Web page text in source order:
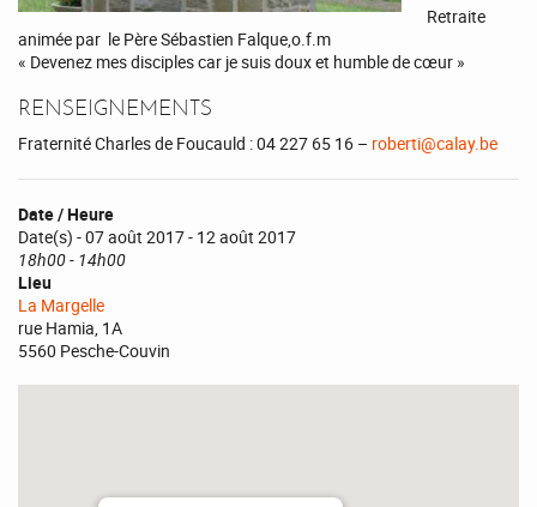
Retraite
animée par le Père Sébastien Falque,o.f.m
« Devenez mes disciples car je suis doux et humble de cœur »
RENSEIGNEMENTS
Fraternité Charles de Foucauld : 04 227 65 16 – roberti@calay.be
Date / Heure
Date(s) - 07 août 2017 - 12 août 2017
18h00 - 14h00
Lieu
La Margelle
rue Hamia, 1A
5560 Pesche-Couvin